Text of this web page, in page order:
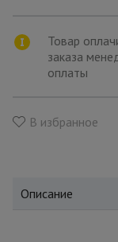
Товар
заказа
оплаты
В избранное
Описание